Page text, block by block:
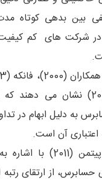
بین بدهی کوتاه
شرکت های کم کیفیت
و های (2015) نشان می دهند
به دلیل ابهام در
اعتباری آن است.
لینوکس و پیتمن
حسابرس، از ارتقای